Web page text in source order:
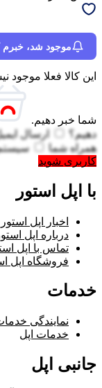
موجود شد،
این کالا فعلا
شما خبر دهیم.
دهیم؟
ارسال
همراه شما
کاربری شوید
با اپل استور
اخبار اپل استور
درباره اپل
تماس با اپل
فروشگاه اپل
خدمات
نمایندگی
خدمات اپل
جانبی اپل